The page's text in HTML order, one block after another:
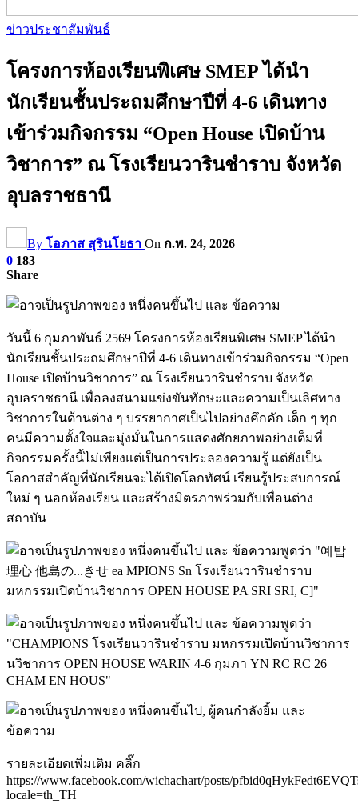
ข่าวประชาสัมพันธ์
โครงการห้องเรียนพิเศษ SMEP ได้นำ
นักเรียนชั้นประถมศึกษาปีที่ 4-6 เดินทาง
เข้าร่วมกิจกรรม “Open House เปิดบ้าน
วิชาการ” ณ โรงเรียนวารินชำราบ จังหวัด
อุบลราชธานี
By โอภาส สุรินโยธา On ก.พ. 24, 2026
0 183
Share
วันนี้ 6 กุมภาพันธ์ 2569 โครงการห้องเรียนพิเศษ SMEP ได้นำ
นักเรียนชั้นประถมศึกษาปีที่ 4-6 เดินทางเข้าร่วมกิจกรรม “Open
House เปิดบ้านวิชาการ” ณ โรงเรียนวารินชำราบ จังหวัด
อุบลราชธานี เพื่อลงสนามแข่งขันทักษะและความเป็นเลิศทาง
วิชาการในด้านต่าง ๆ บรรยากาศเป็นไปอย่างคึกคัก เด็ก ๆ ทุก
คนมีความตั้งใจและมุ่งมั่นในการแสดงศักยภาพอย่างเต็มที่
กิจกรรมครั้งนี้ไม่เพียงแต่เป็นการประลองความรู้ แต่ยังเป็น
โอกาสสำคัญที่นักเรียนจะได้เปิดโลกทัศน์ เรียนรู้ประสบการณ์
ใหม่ ๆ นอกห้องเรียน และสร้างมิตรภาพร่วมกับเพื่อนต่าง
สถาบัน
รายละเอียดเพิ่มเติม คลิ๊ก
https://www.facebook.com/wichachart/posts/
locale=th_TH